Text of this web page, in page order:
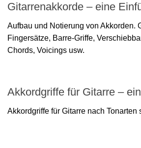
Gitarrenakkorde – eine
Aufbau und Notierung von Akkorden.
Fingersätze, Barre-Griffe,
Chords, Voicings usw.
Akkordgriffe für Gitarre –
Akkordgriffe für Gitarre nach Tonarten